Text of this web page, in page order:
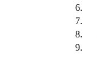
6.
7.
8.
9.